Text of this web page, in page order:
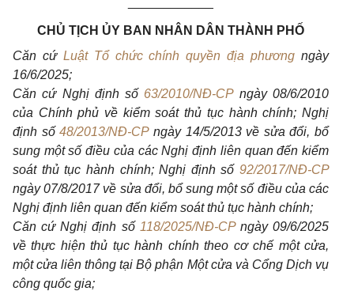
CHỦ TỊCH ỦY BAN NHÂN DÂN THÀNH PHỐ
Căn cứ Luật Tổ chức chính quyền địa phương ngày
16/6/2025;
Căn cứ Nghị định số 63/2010/NĐ-CPngày 08/6/2010
của Chính phủ về kiểm soát thủ tục hành chính; Nghị
định số48/2013/NĐ-CPngày 14/5/2013 về sửa đổi, bổ
sung một số điều của các Nghị định liên quan đến kiểm
soát thủ tục hành chính; Nghị định số 92/2017/NĐ-CP
ngày 07/8/2017 về sửa đổi, bổ sung một số điều của các
Nghị định liên quan đến kiểm soát thủ tục hành chính;
Căn cứ Nghị định số 118/2025/NĐ-CPngày 09/6/2025
về thực hiện thủ tục hành chính theo cơ chế một cửa,
một cửa liên thông tại Bộ phận Một cửa và Cổng Dịch vụ
công quốc gia;